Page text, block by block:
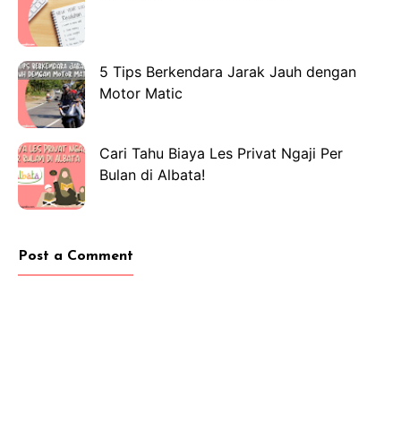
5 Tips Berkendara Jarak Jauh dengan
Motor Matic
Cari Tahu Biaya Les Privat Ngaji Per
Bulan di Albata!
Post a Comment